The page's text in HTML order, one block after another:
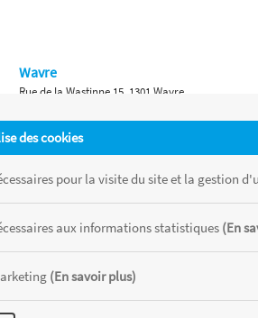
des cookies
pour la visite du site et la gestion
aux informations statistiques (En
(En savoir plus)
Wavre
Rue de la Wastinne 15, 1301 Wavre
Waterloo
Chaussée de Bruxelles 315, 1410 Waterloo
de chaque magasin, toutes taxes